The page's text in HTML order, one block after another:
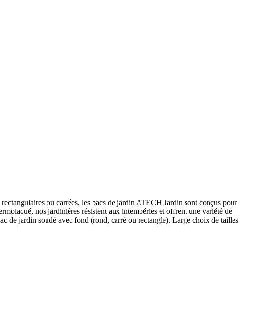
ou carrées, les bacs de jardin ATECH Jardin sont conçus pour
nos jardinières résistent aux intempéries et offrent une variété de
de jardin soudé avec fond (rond, carré ou rectangle). Large choix de tailles